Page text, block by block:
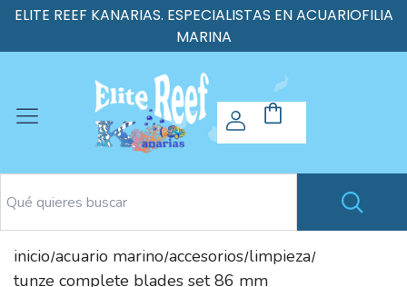
ELITE REEF KANARIAS. ESPECIALISTAS EN ACUARIOFILIA
MARINA
inicio/acuario marino/accesorios/limpieza/
tunze complete blades set 86 mm